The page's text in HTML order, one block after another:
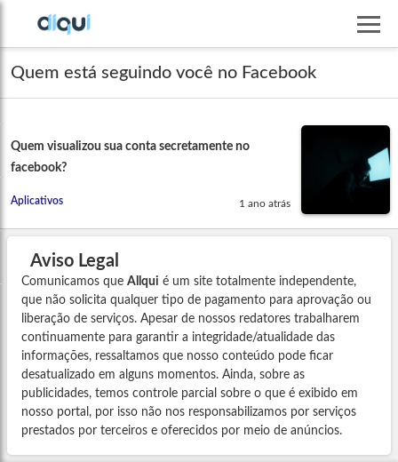
Quem está seguindo você no Facebook
Quem visualizou sua conta secretamente no
facebook?
Aplicativos 1 ano atrás
Aviso Legal
Comunicamos que Allqui é um site totalmente independente,
que não solicita qualquer tipo de pagamento para aprovação ou
liberação de serviços. Apesar de nossos redatores trabalharem
continuamente para garantir a integridade/atualidade das
informações, ressaltamos que nosso conteúdo pode ficar
desatualizado em alguns momentos. Ainda, sobre as
publicidades, temos controle parcial sobre o que é exibido em
nosso portal, por isso não nos responsabilizamos por serviços
prestados por terceiros e oferecidos por meio de anúncios.